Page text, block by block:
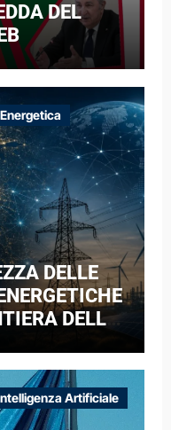
DEL
DELLE
DELLA
DELLA
Artificiale